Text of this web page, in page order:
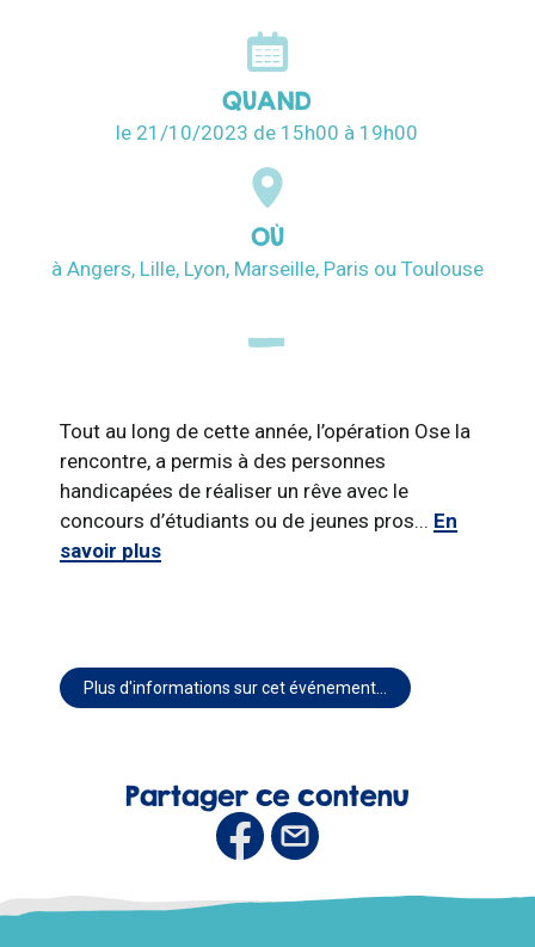
QUAND
le 21/10/2023 de 15h00 à 19h00
OÙ
à Angers, Lille, Lyon, Marseille, Paris ou Toulouse
Tout au long de cette année, l’opération Ose la
rencontre, a permis à des personnes
handicapées de réaliser un rêve avec le
concours d’étudiants ou de jeunes pros... En
savoir plus
Plus d'informations sur cet événement…
Partager ce contenu